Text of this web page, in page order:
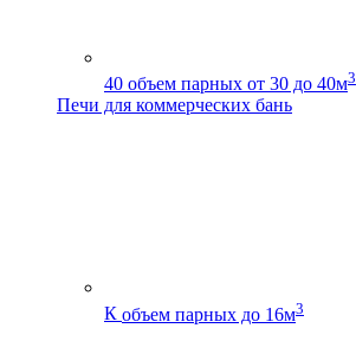
40 объем парных от 30 до 40м3
Печи для коммерческих бань
К объем парных до 16м3